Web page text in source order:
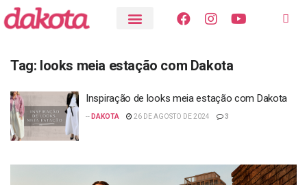
Tag: looks meia estação com Dakota
Inspiração de looks meia estação com Dakota
-- DAKOTA 26 DE AGOSTO DE 2024 3